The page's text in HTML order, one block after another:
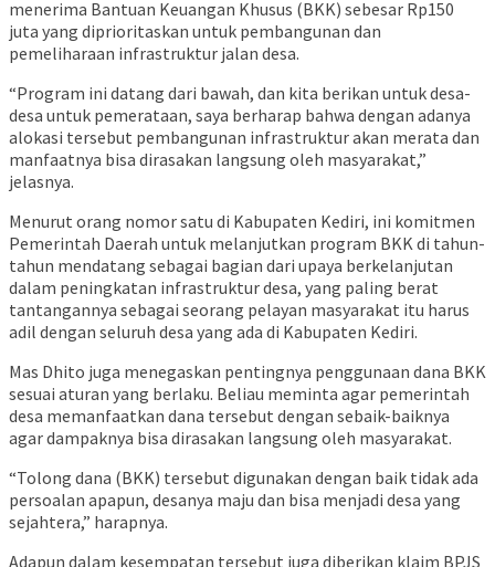
menerima Bantuan Keuangan Khusus (BKK) sebesar Rp150
juta yang diprioritaskan untuk pembangunan dan
pemeliharaan infrastruktur jalan desa.
“Program ini datang dari bawah, dan kita berikan untuk desa-
desa untuk pemerataan, saya berharap bahwa dengan adanya
alokasi tersebut pembangunan infrastruktur akan merata dan
manfaatnya bisa dirasakan langsung oleh masyarakat,”
jelasnya.
Menurut orang nomor satu di Kabupaten Kediri, ini komitmen
Pemerintah Daerah untuk melanjutkan program BKK di tahun-
tahun mendatang sebagai bagian dari upaya berkelanjutan
dalam peningkatan infrastruktur desa, yang paling berat
tantangannya sebagai seorang pelayan masyarakat itu harus
adil dengan seluruh desa yang ada di Kabupaten Kediri.
Mas Dhito juga menegaskan pentingnya penggunaan dana BKK
sesuai aturan yang berlaku. Beliau meminta agar pemerintah
desa memanfaatkan dana tersebut dengan sebaik-baiknya
agar dampaknya bisa dirasakan langsung oleh masyarakat.
“Tolong dana (BKK) tersebut digunakan dengan baik tidak ada
persoalan apapun, desanya maju dan bisa menjadi desa yang
sejahtera,” harapnya.
Adapun dalam kesempatan tersebut juga diberikan klaim BPJS